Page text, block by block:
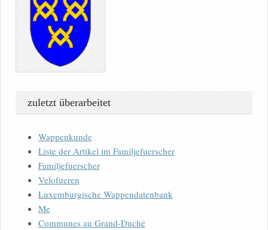
zuletzt überarbeitet
Wappenkunde
Liste der Artikel im Familjefuerscher
Familjefuerscher
Velofueren
Luxemburgische Wappendatenbank
Me
Communes au Grand-Duché